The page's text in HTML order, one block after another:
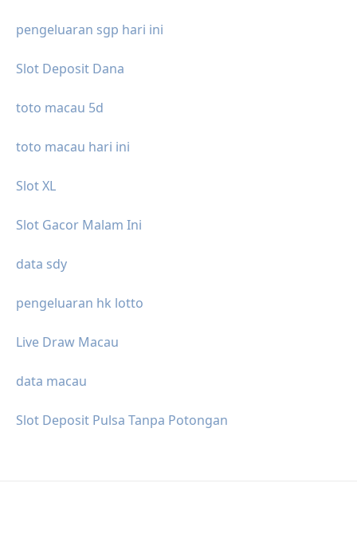
pengeluaran sgp hari ini
Slot Deposit Dana
toto macau 5d
toto macau hari ini
Slot XL
Slot Gacor Malam Ini
data sdy
pengeluaran hk lotto
Live Draw Macau
data macau
Slot Deposit Pulsa Tanpa Potongan